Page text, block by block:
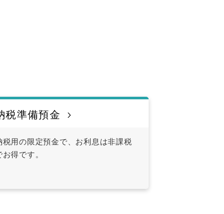
税準備預金
税用の限定預金で、お利息は非課税
お得です。